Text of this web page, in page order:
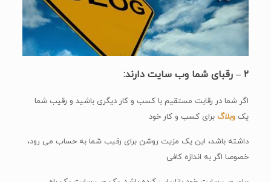
۲ – رقبای شما وب سایت دارند:
اگر شما در رقابت مستقیم با کسب و کار دیگری باشید و رقیب شما
یک وبلاگ برای کسب و کار خود
داشته باشد، این یک مزیت روشن برای رقیب شما به حساب می رود،
خصوصا اگر به اندازه کافی